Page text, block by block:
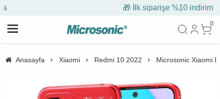
🎁 İlk siparişe %10 indirim
0
Anasayfa Xiaomi Redmi 10 2022 Microsonic Xiaomi